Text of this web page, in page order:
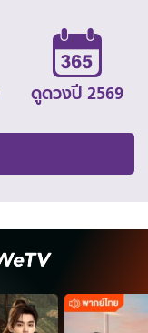
ดูดวงปี 2569